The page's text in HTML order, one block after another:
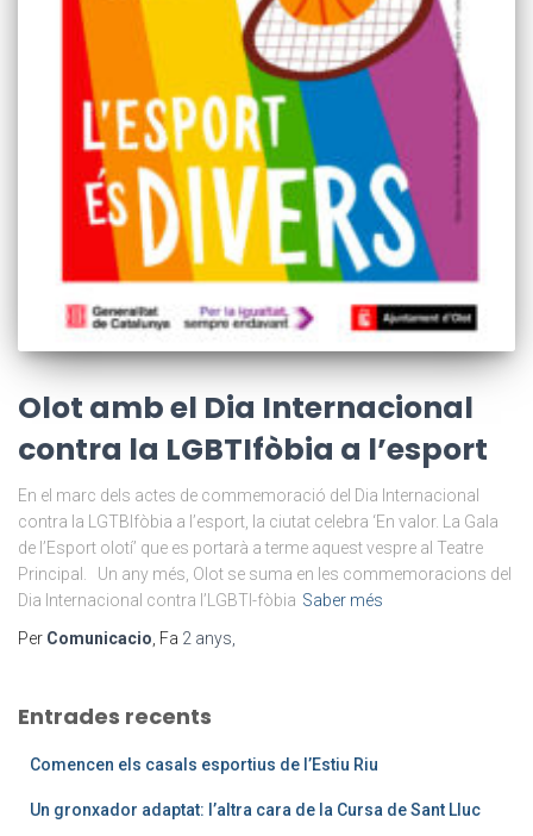
Olot amb el Dia Internacional
contra la LGBTIfòbia a l’esport
En el marc dels actes de commemoració del Dia Internacional
contra la LGTBIfòbia a l’esport, la ciutat celebra ‘En valor. La Gala
de l’Esport olotí’ que es portarà a terme aquest vespre al Teatre
Principal. Un any més, Olot se suma en les commemoracions del
Dia Internacional contra l’LGBTI-fòbia Saber més
Per Comunicacio , Fa 2 anys
Entrades recents
Comencen els casals esportius de l’Estiu Riu
Un gronxador adaptat: l’altra cara de la Cursa de Sant Lluc